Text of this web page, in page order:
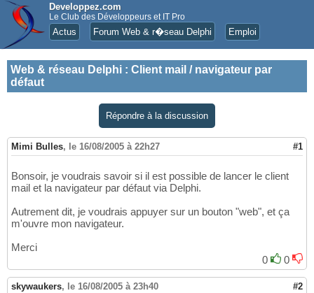
Developpez.com
Le Club des Développeurs et IT Pro
Actus Forum Web & r�seau Delphi Emploi
Web & réseau Delphi : Client mail / navigateur par
défaut
Répondre à la discussion
Mimi Bulles, le 16/08/2005 à 22h27 #1
Bonsoir, je voudrais savoir si il est possible de lancer le client
mail et la navigateur par défaut via Delphi.
Autrement dit, je voudrais appuyer sur un bouton "web", et ça
m'ouvre mon navigateur.
Merci
0
0
skywaukers, le 16/08/2005 à 23h40 #2